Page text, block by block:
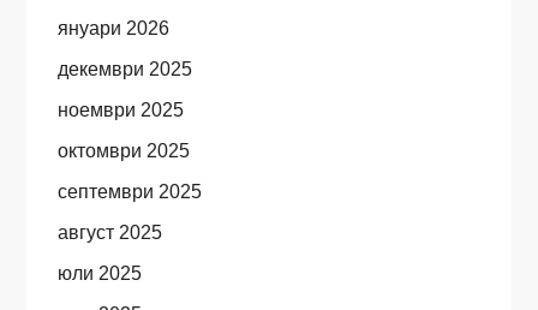
януари 2026
декември 2025
ноември 2025
октомври 2025
септември 2025
август 2025
юли 2025